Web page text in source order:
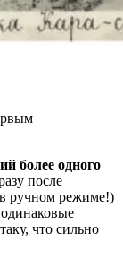
более одного
после
ручном режиме!)
что сильно